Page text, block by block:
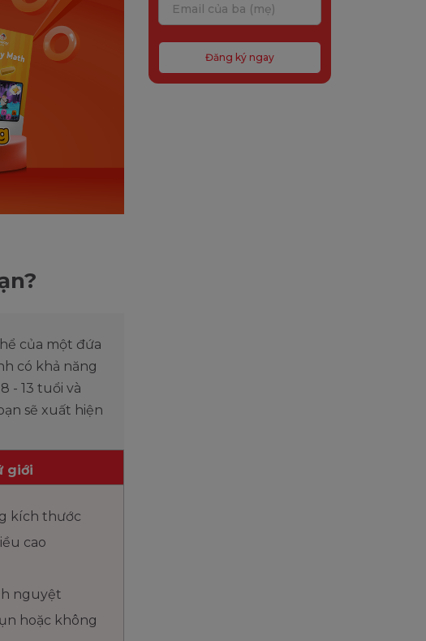
của một đứa
có khả năng
- 13 tuổi và
sẽ xuất hiện
giới
kích thước
cao
nguyệt
hoặc không
Đăng ký ngay